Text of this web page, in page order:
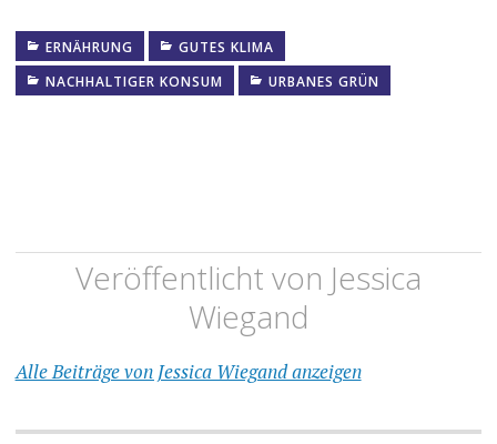
ERNÄHRUNG
GUTES KLIMA
NACHHALTIGER KONSUM
URBANES GRÜN
Veröffentlicht von Jessica
Wiegand
Alle Beiträge von Jessica Wiegand anzeigen